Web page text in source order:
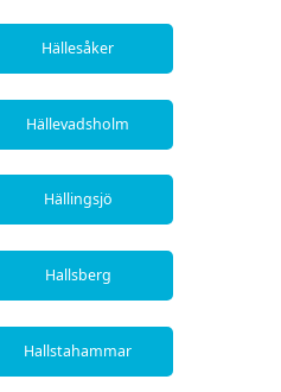
Hällesåker
Hällevadsholm
Hällingsjö
Hallsberg
Hallstahammar